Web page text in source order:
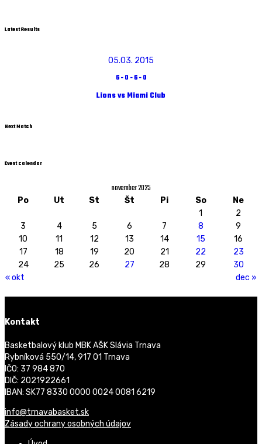
Latest Results
05.03. 2015
6-0 -6-0
Lions vs Miami Club
Next Match
Event calendar
november 2025
Po Ut St Št Pi So Ne
« okt dec »
1
2
3
4 5 6 7 8
9
10
11 12 13 14 15
16
17
18 19 20 21 22
23
24
25 26 27 28 29 30
Kontakt
Basketbalový klub MBK AŠK Slávia Trnava
Rybníková 550/14, 917 01 Trnava
IČO: 37 984 870
DIČ: 2021922661
IBAN: SK77 8330 0000 0024 0081 6219
info@trnavabasket.sk
Zásady ochrany osobných údajov